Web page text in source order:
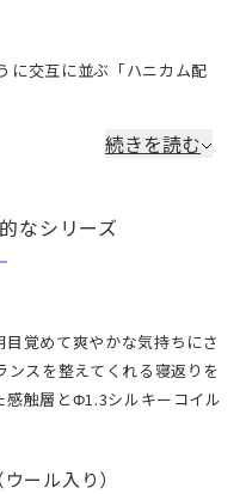
に交互に並ぶ「ハニカム配
続きを読む
なシリーズ
覚めて爽やかな気持ちにさ
スを整えてくれる寝返りを
触層とΦ1.3シルキーコイル
ール入り）